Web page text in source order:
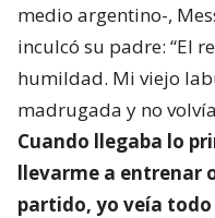
medio argentino-,
inculcó su padre: “El
humildad. Mi viejo
madrugada y no
Cuando llegaba lo
llevarme a entrenar
partido, yo veía